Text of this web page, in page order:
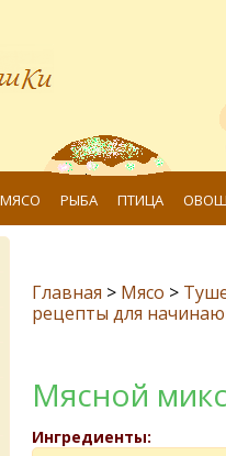
МЯСО РЫБА ПТИЦА
Главная > Мясо >
рецепты для
Мясной микс
Ингредиенты: